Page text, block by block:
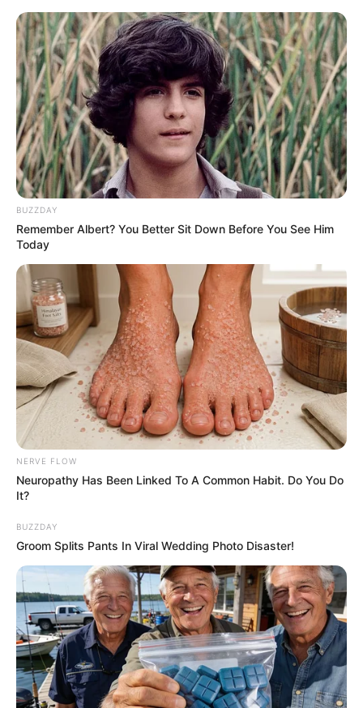
HOME
INSPIRASI
STYLE
FILM &
SERIES
NGAKAK
QUOTES
HYPE
MORE
BUZZDAY
Remember Albert? You Better Sit Down Before You See Him
Today
NERVE FLOW
Neuropathy Has Been Linked To A Common Habit. Do You Do
It?
BUZZDAY
Groom Splits Pants In Viral Wedding Photo Disaster!